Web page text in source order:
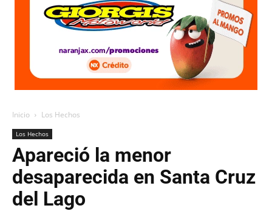
Inicio Los Hechos
Los Hechos
Apareció la menor
desaparecida en Santa Cruz
del Lago